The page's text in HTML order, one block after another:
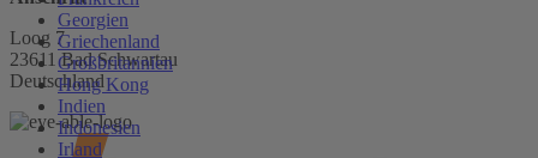
Georgien
Griechenland
Großbritannien
Hong Kong
Indien
Indonesien
Irland
Loog 7
23611 Bad Schwartau
Deutschland